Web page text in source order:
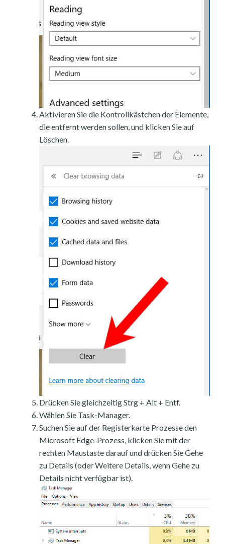
Aktivieren Sie die Kontrollkästchen der Elemente,
die entfernt werden sollen, und klicken Sie auf
Löschen.
Drücken Sie gleichzeitig Strg + Alt + Entf.
Wählen Sie Task-Manager.
Suchen Sie auf der Registerkarte Prozesse den
Microsoft Edge-Prozess, klicken Sie mit der
rechten Maustaste darauf und drücken Sie Gehe
zu Details (oder Weitere Details, wenn Gehe zu
Details nicht verfügbar ist).